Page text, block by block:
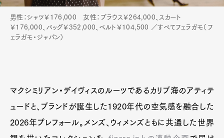
男性：シャツ￥176,000 女性：ブラウス￥264,000、スカート
￥176,000、バッグ￥352,000、ベルト￥104,500 ／すべてフェラガモ（フ
ェラガモ・ジャパン）
マクシミリアン・デイヴィスのルーツであるカリブ海のアティテ
ュードと、ブランドが誕生した1920年代の空気感を融合した
2026年プレフォール。メンズ、ウィメンズともに共通した世界